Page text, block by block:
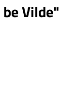
Vilde"